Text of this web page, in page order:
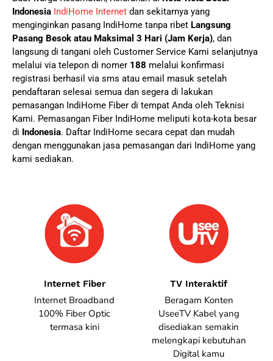
Indonesia IndiHome Internet dan sekitarnya yang
menginginkan pasang IndiHome tanpa ribet Langsung
Pasang Besok atau Maksimal 3 Hari (Jam Kerja), dan
langsung di tangani oleh Customer Service Kami selanjutnya
melalui via telepon di nomer 188 melalui konfirmasi
registrasi berhasil via sms atau email masuk setelah
pendaftaran selesai semua dan segera di lakukan
pemasangan IndiHome Fiber di tempat Anda oleh Teknisi
Kami. Pemasangan Fiber IndiHome meliputi kota-kota besar
di Indonesia. Daftar IndiHome secara cepat dan mudah
dengan menggunakan jasa pemasangan dari IndiHome yang
kami sediakan.
Internet Fiber
Internet Broadband
100% Fiber Optic
termasa kini
TV Interaktif
Beragam Konten
UseeTV Kabel yang
disediakan semakin
melengkapi kebutuhan
Digital kamu